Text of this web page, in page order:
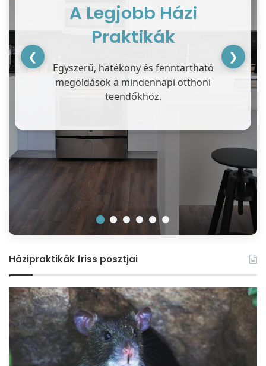
A Legjobb Házi
Praktikák
Egyszerű, hatékony és fenntartható
megoldások a mindennapi otthoni
teendőkhöz.
❮ ❯
Házipraktikák friss posztjai